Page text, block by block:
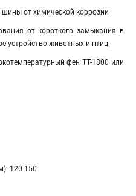
от химической коррозии
от короткого замыкания в
устройство животных и птиц
фен ТТ-1800 или
120-150